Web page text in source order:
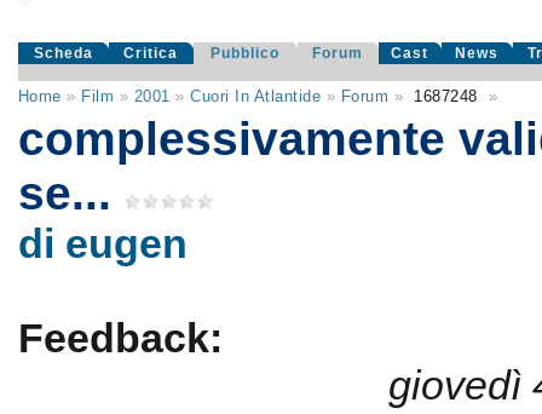
Scheda Critica Pubblico Forum Cast News
Home » Film » 2001 »Cuori In Atlantide » Forum » 1687248 »
complessivamente
se...
di eugen
Feedback:
giovedì